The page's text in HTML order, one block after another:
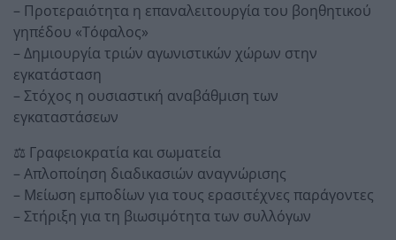
– Προτεραιότητα η επαναλειτουργία του βοηθητικού
γηπέδου «Τόφαλος»
– Δημιουργία τριών αγωνιστικών χώρων στην
εγκατάσταση
– Στόχος η ουσιαστική αναβάθμιση των
εγκαταστάσεων
⚖️ Γραφειοκρατία και σωματεία
– Απλοποίηση διαδικασιών αναγνώρισης
– Μείωση εμποδίων για τους ερασιτέχνες παράγοντες
– Στήριξη για τη βιωσιμότητα των συλλόγων